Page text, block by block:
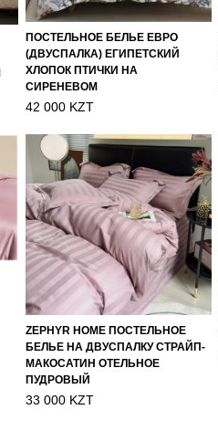
ПОСТЕЛЬНОЕ БЕЛЬЕ ЕВРО
(ДВУСПАЛКА) ЕГИПЕТСКИЙ
ХЛОПОК ПТИЧКИ НА
СИРЕНЕВОМ
42 000 KZT
ZEPHYR HOME ПОСТЕЛЬНОЕ
БЕЛЬЕ НА ДВУСПАЛКУ СТРАЙП-
МАКОСАТИН ОТЕЛЬНОЕ
ПУДРОВЫЙ
33 000 KZT